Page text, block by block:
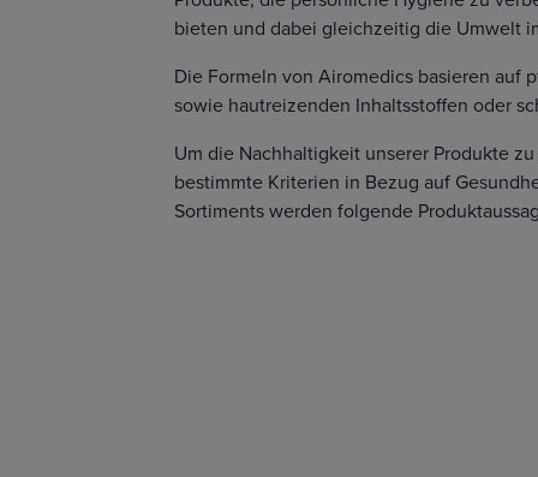
bieten und dabei gleichzeitig die Umwelt
Die Formeln von Airomedics basieren auf
sowie hautreizenden Inhaltsstoffen oder
Um die Nachhaltigkeit unserer Produkte
bestimmte Kriterien in Bezug auf
Sortiments werden folgende